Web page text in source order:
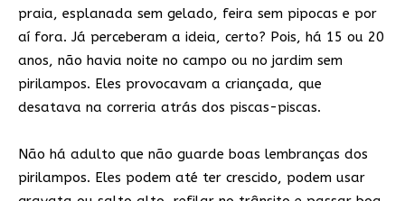
praia, esplanada sem gelado, feira sem pipocas e por
aí fora. Já perceberam a ideia, certo? Pois, há 15 ou 20
anos, não havia noite no campo ou no jardim sem
pirilampos. Eles provocavam a criançada, que
desatava na correria atrás dos piscas-piscas.
Não há adulto que não guarde boas lembranças dos
pirilampos. Eles podem até ter crescido, podem usar